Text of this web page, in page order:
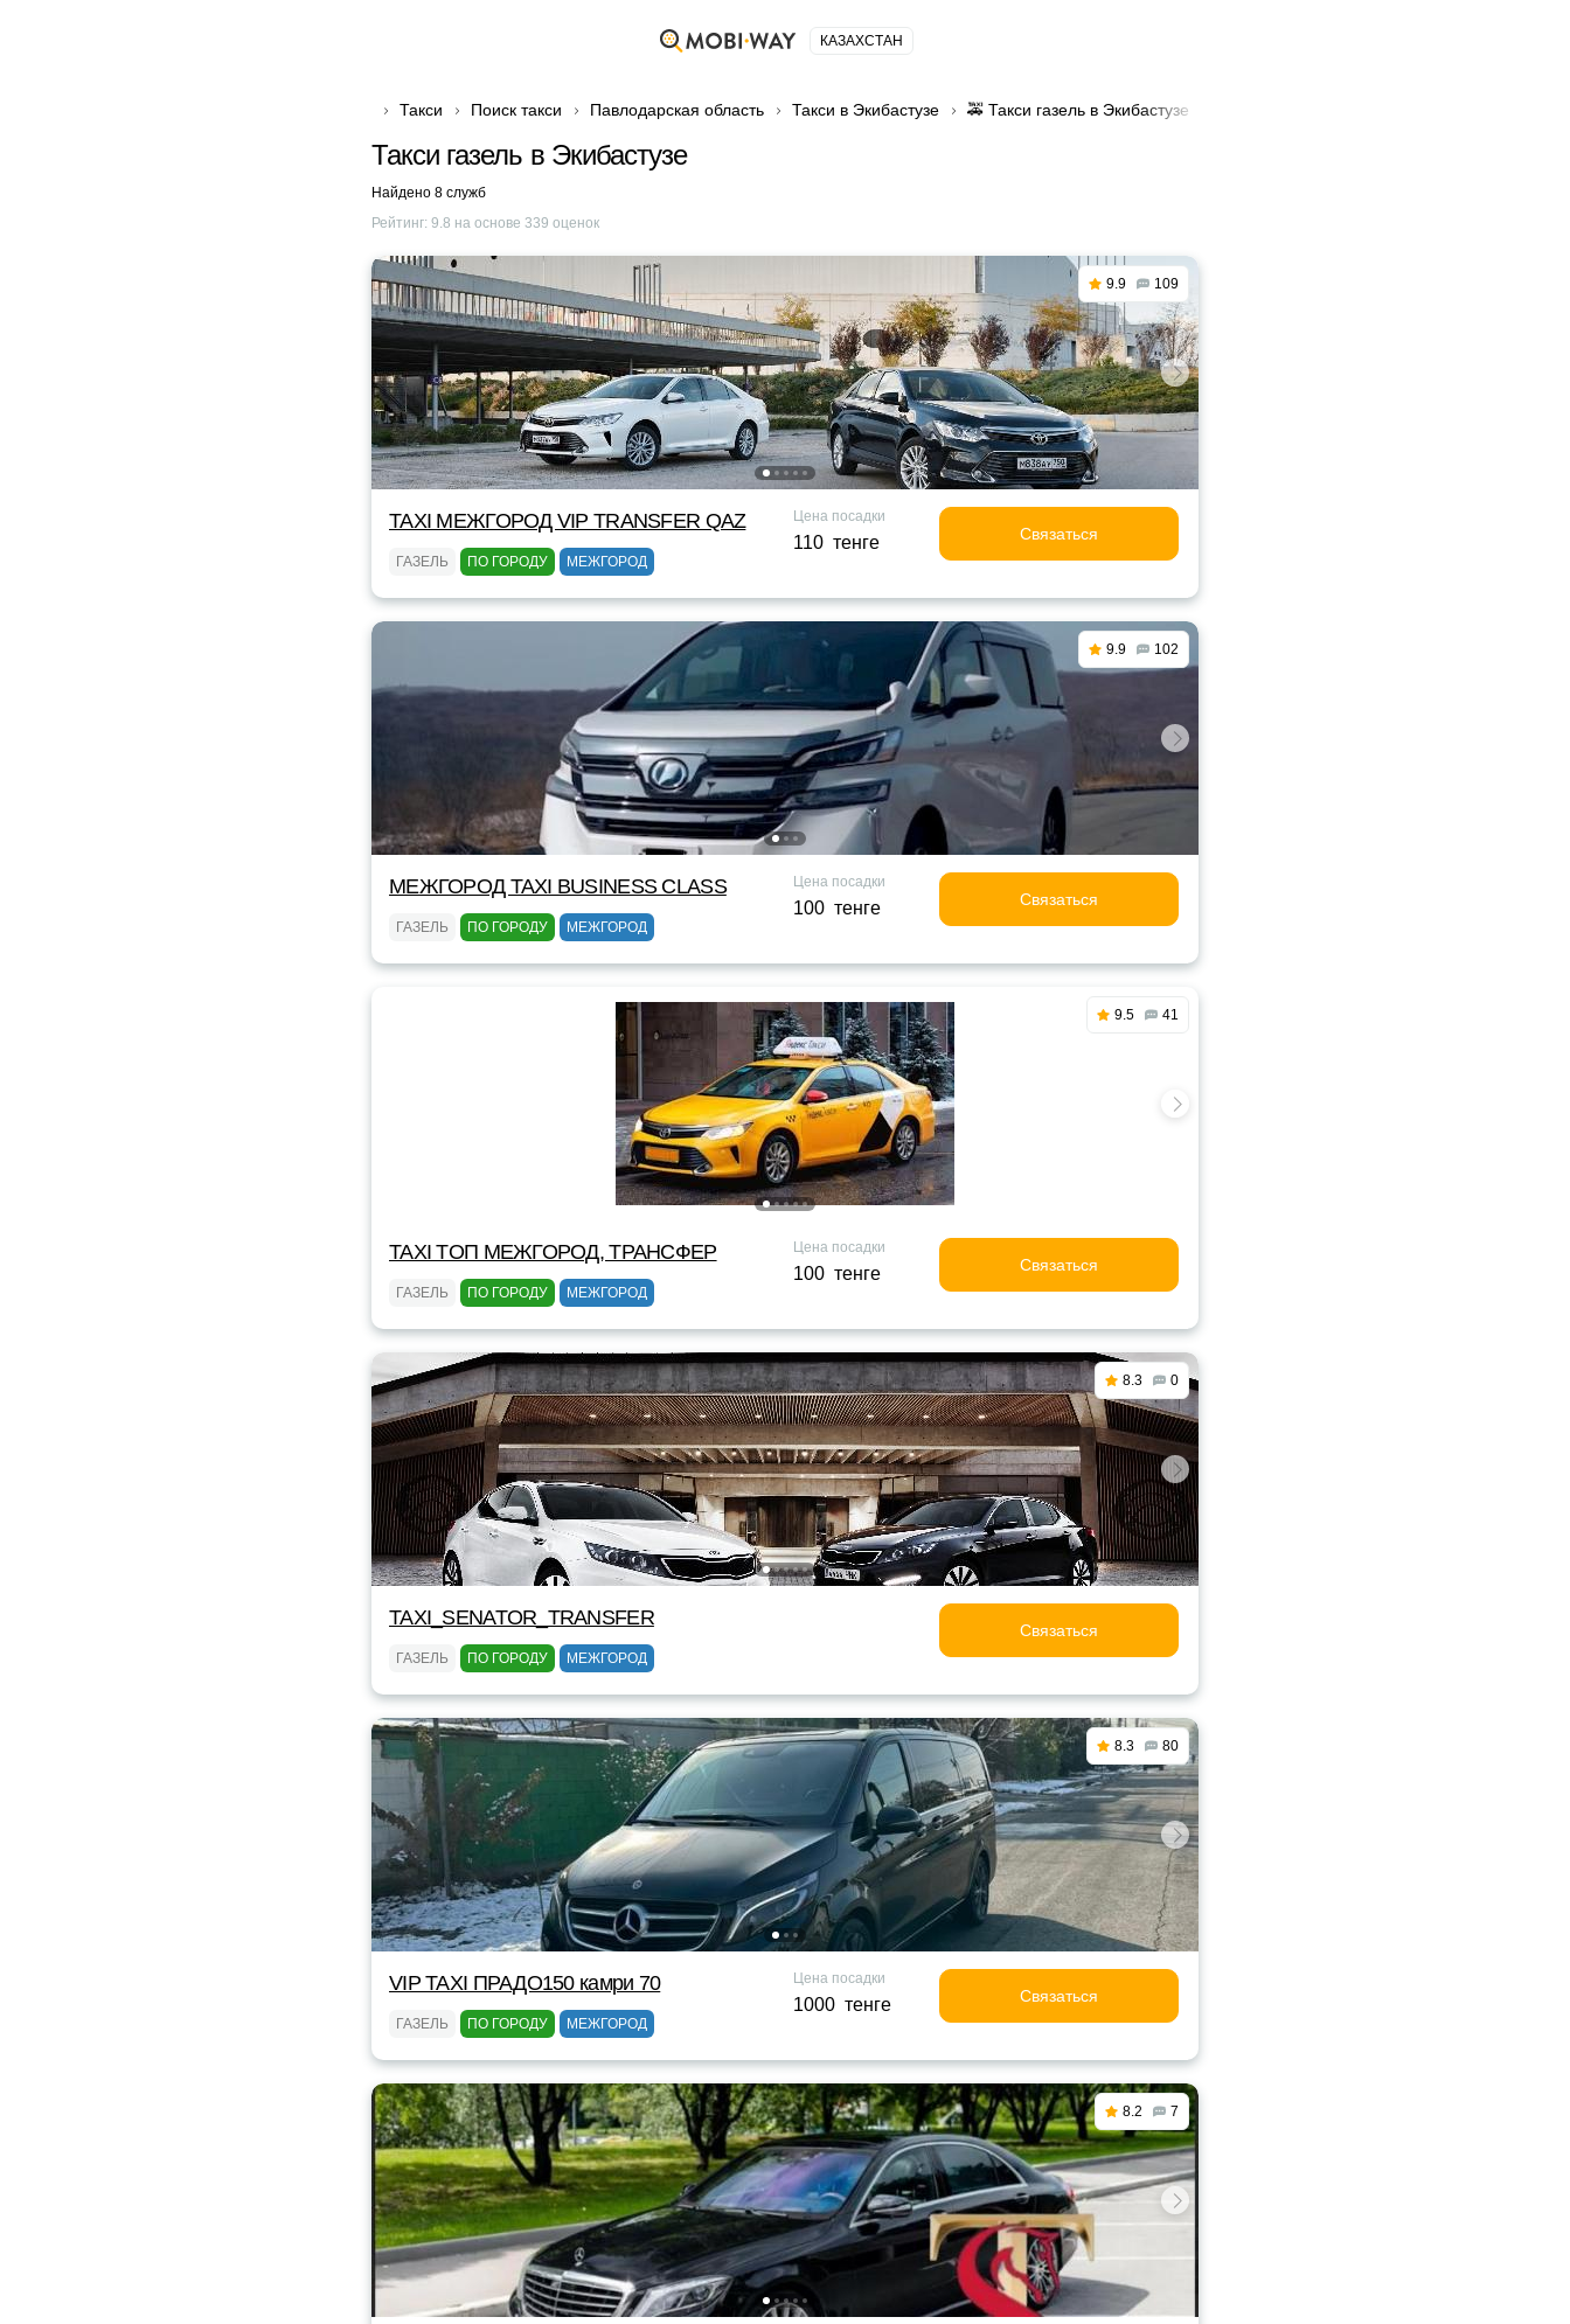
КАЗАХСТАН
Такси Поиск такси Павлодарская область Такси в Экибастузе 🚕 Такси газель в Экибастузе
Такси газель в Экибастузе
Найдено 8 служб
Рейтинг: 9.8 на основе 339 оценок
9.9 109
TAXI МЕЖГОРОД VIP TRANSFER QАZ
ГАЗЕЛЬ ПО ГОРОДУ МЕЖГОРОД
Цена посадки
110 тенге Связаться
9.9 102
МЕЖГОРОД TAXI BUSINESS CLASS
ГАЗЕЛЬ ПО ГОРОДУ МЕЖГОРОД
Цена посадки
100 тенге Связаться
9.5 41
TAXI TOП МЕЖГОРОД, ТРАНСФЕР
ГАЗЕЛЬ ПО ГОРОДУ МЕЖГОРОД
Цена посадки
100 тенге Связаться
8.3 0
TAXI_SENATOR_TRANSFER
ГАЗЕЛЬ ПО ГОРОДУ МЕЖГОРОД
Связаться
8.3 80
VIP TAXI ПРАДО150 камри 70
ГАЗЕЛЬ ПО ГОРОДУ МЕЖГОРОД
Цена посадки
1000 тенге Связаться
8.2 7